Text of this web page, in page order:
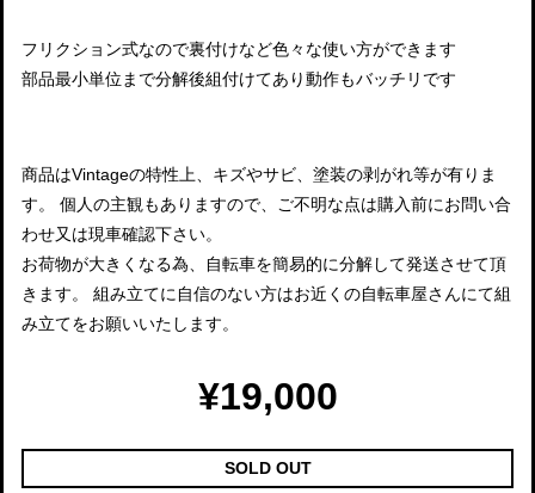
フリクション式なので裏付けなど色々な使い方ができます
部品最小単位まで分解後組付けてあり動作もバッチリです
商品はVintageの特性上、キズやサビ、塗装の剥がれ等が有りま
す。 個人の主観もありますので、ご不明な点は購入前にお問い合
わせ又は現車確認下さい。
お荷物が大きくなる為、自転車を簡易的に分解して発送させて頂
きます。 組み立てに自信のない方はお近くの自転車屋さんにて組
み立てをお願いいたします。
¥19,000
SOLD OUT